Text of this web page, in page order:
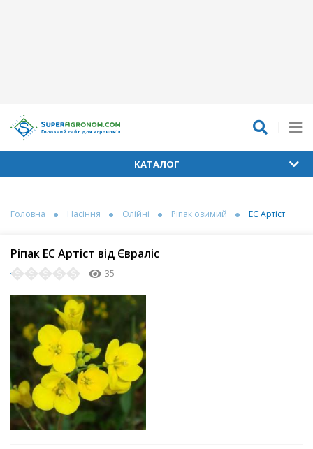
КАТАЛОГ
Головна Насіння Олійні Ріпак озимий ЕС Артіст
Ріпак ЕС Артіст від Євраліс
35